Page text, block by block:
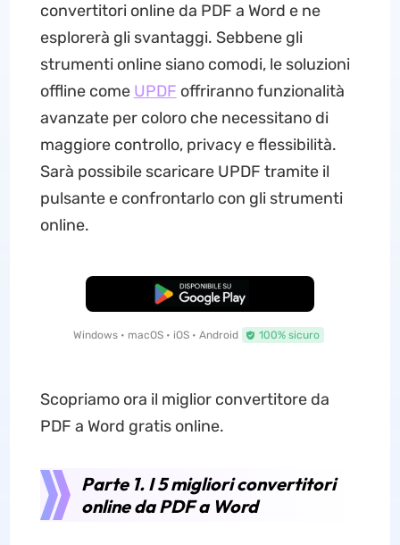
convertitori online da PDF a Word e ne
esplorerà gli svantaggi. Sebbene gli
strumenti online siano comodi, le soluzioni
offline come UPDF offriranno funzionalità
avanzate per coloro che necessitano di
maggiore controllo, privacy e flessibilità.
Sarà possibile scaricare UPDF tramite il
pulsante e confrontarlo con gli strumenti
online.
Download Gratis
Windows • macOS • iOS • Android 100% sicuro
Scopriamo ora il miglior convertitore da
PDF a Word gratis online.
Parte 1. I 5 migliori convertitori
online da PDF a Word